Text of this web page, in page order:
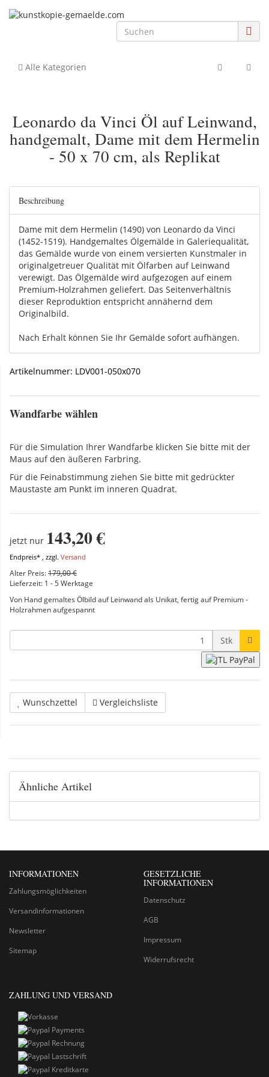
Alle Kategorien
Leonardo da Vinci Öl auf Leinwand,
handgemalt, Dame mit dem Hermelin
- 50 x 70 cm, als Replikat
Beschreibung
Dame mit dem Hermelin (1490) von Leonardo da Vinci
(1452-1519). Handgemaltes Ölgemälde in Galeriequalität,
das Gemälde wurde von einem versierten Kunstmaler in
originalgetreuer Qualität mit Ölfarben auf Leinwand
verewigt. Das Ölgemälde wird aufgezogen auf einem
Premium-Holzrahmen geliefert. Das Seitenverhältnis
dieser Reproduktion entspricht annähernd dem
Originalbild.
Nach Erhalt können Sie Ihr Gemälde sofort aufhängen.
Artikelnummer: LDV001-050x070
Wandfarbe wählen
Für die Simulation Ihrer Wandfarbe klicken Sie bitte mit der
Maus auf den äußeren Farbring.
Für die Feinabstimmung ziehen Sie bitte mit gedrückter
Maustaste am Punkt im inneren Quadrat.
jetzt nur 143,20 €
Endpreis* , zzgl. Versand
Alter Preis:179,00 €
Lieferzeit: 1 - 5 Werktage
Von Hand gemaltes Ölbild auf Leinwand als Unikat, fertig auf Premium -
Holzrahmen aufgespannt
Stk
Wunschzettel Vergleichsliste
Ähnliche Artikel
INFORMATIONEN
Zahlungsmöglichkeiten
Versandinformationen
Newsletter
Sitemap
GESETZLICHE
INFORMATIONEN
Datenschutz
AGB
Impressum
Widerrufsrecht
ZAHLUNG UND VERSAND